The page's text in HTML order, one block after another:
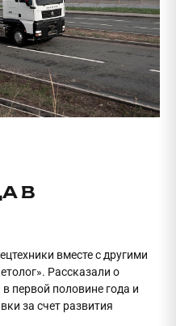
В
вместе с другими
Рассказали о
первой половине года и
за счет развития